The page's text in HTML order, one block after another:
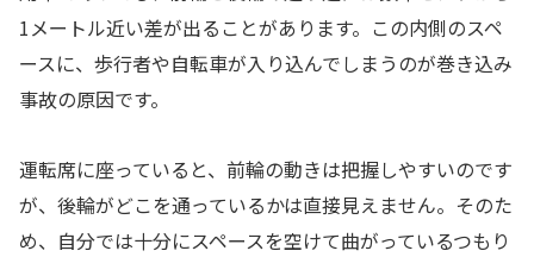
1メートル近い差が出ることがあります。この内側のスペ
ースに、歩行者や自転車が入り込んでしまうのが巻き込み
事故の原因です。
運転席に座っていると、前輪の動きは把握しやすいのです
が、後輪がどこを通っているかは直接見えません。そのた
め、自分では十分にスペースを空けて曲がっているつもり